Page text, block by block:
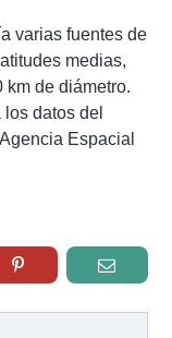
varias fuentes de
medias,
km de diámetro.
datos del
Espacial